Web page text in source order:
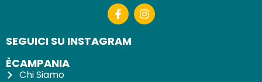
SEGUICI SU INSTAGRAM
ÈCAMPANIA
Chi Siamo